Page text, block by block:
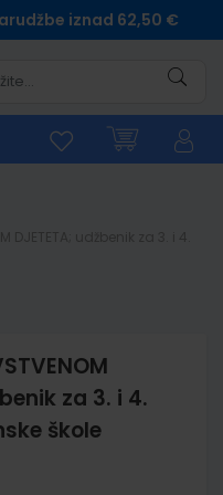
iznad 62,50 €
za 3. i 4.
škole